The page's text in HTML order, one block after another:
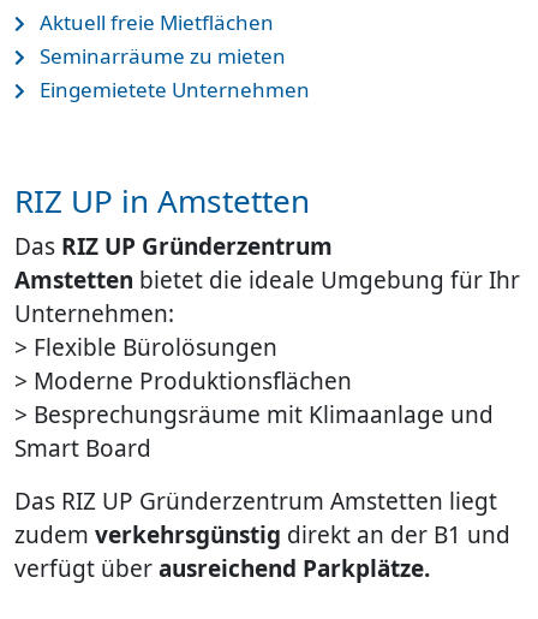
Aktuell freie Mietflächen
Seminarräume zu mieten
Eingemietete Unternehmen
RIZ UP in Amstetten
Das RIZ UP Gründerzentrum
Amstetten bietet die ideale Umgebung für Ihr
Unternehmen:
> Flexible Bürolösungen
> Moderne Produktionsflächen
> Besprechungsräume mit Klimaanlage und
Smart Board
Das RIZ UP Gründerzentrum Amstetten liegt
zudem verkehrsgünstig direkt an der B1 und
verfügt überausreichend Parkplätze.